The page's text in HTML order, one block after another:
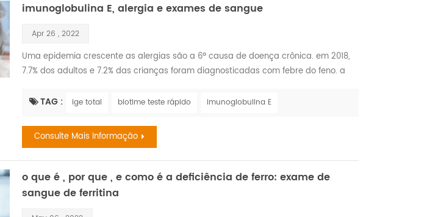
imunoglobulina E, alergia e exames de sangue
Apr 26 , 2022
Uma epidemia crescente as alergias são a 6ª causa de doença crônica. em 2018,
7.7% dos adultos e 7.2% das crianças foram diagnosticadas com febre do feno. a
alimentos, e picadas de insetos. o custo anual das alergias excede bilhões. em 2018,
podem afe...
TAG : ige total biotime teste rápido imunoglobulina E
Consulte Mais Informação
o que é , por que , e como é a deficiência de ferro: exame de
sangue de ferritina